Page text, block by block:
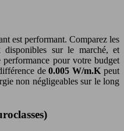
est performant. Comparez les
disponibles sur le marché, et
pour votre budget
de0.005 W/m.Kpeut
non négligeables sur le long